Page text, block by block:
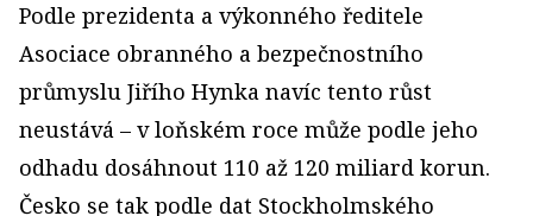
Podle prezidenta a výkonného ředitele
Asociace obranného a bezpečnostního
průmyslu Jiřího Hynka navíc tento růst
neustává – v loňském roce může podle jeho
odhadu dosáhnout 110 až 120 miliard korun.
Česko se tak podle dat Stockholmského